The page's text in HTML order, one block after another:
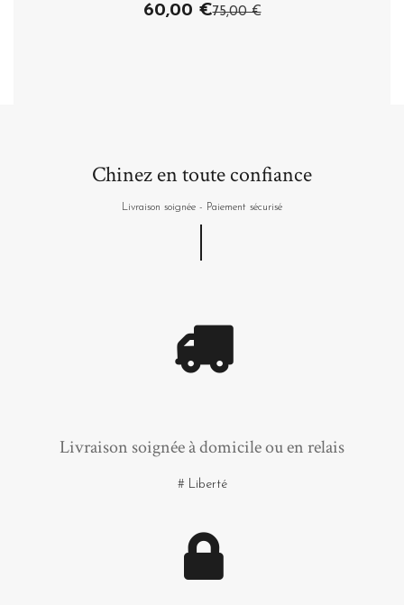
60,00 €75,00 €
Chinez en toute confiance
Livraison soignée - Paiement sécurisé
Livraison soignée à domicile ou en relais
# Liberté